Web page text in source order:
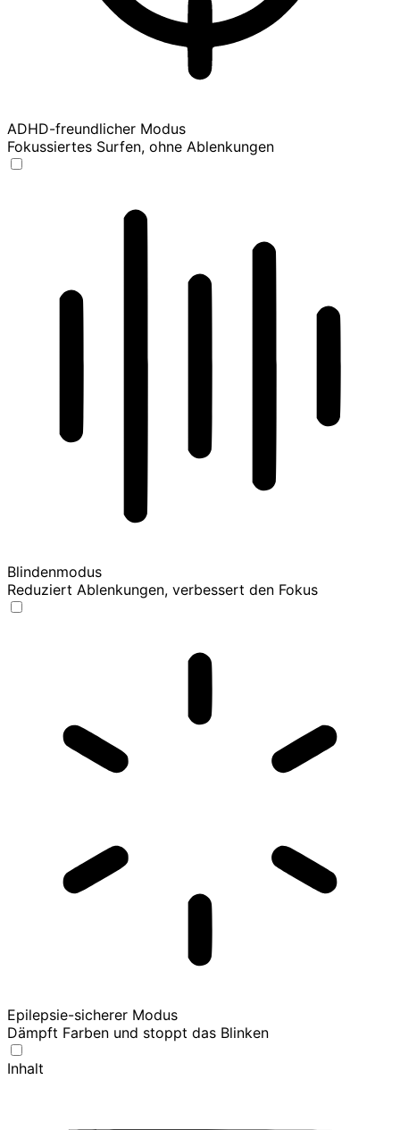
ADHD-freundlicher Modus
Fokussiertes Surfen, ohne Ablenkungen
Blindenmodus
Reduziert Ablenkungen, verbessert den Fokus
Epilepsie-sicherer Modus
Dämpft Farben und stoppt das Blinken
Inhalt